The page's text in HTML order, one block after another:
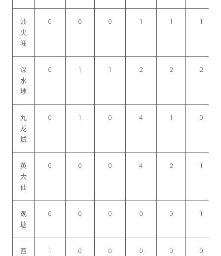
油
尖
旺
0 0 0 1 1 1
深
水
埗
0 1 1 2 2 2
九
龙
城
0 1 0 4 1 0
黄
大
仙
0 0 0 4 2 1
观
塘
0 0 0 0 0 1
西
1 0 0 0 0 0